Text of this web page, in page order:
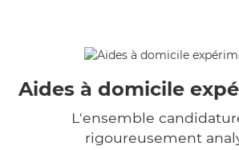
Aides à domicile
L'ensemble
rigoureusement